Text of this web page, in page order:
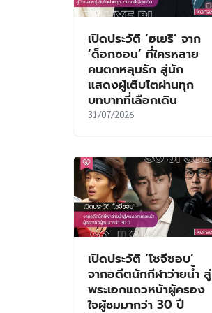
เปิดประวัติ ‘ฮเยริ’ จาก
‘ด็อกซอน’ ที่ใครหลาย
คนตกหลุมรัก สู่นัก
แสดงผู้เติบโตผ่านทุก
บทบาทที่เลือกเดิน
31/07/2026
เปิดประวัติ ‘โซจีซอบ’
จากอดีตนักกีฬาว่ายน้ำ สู่
พระเอกแถวหน้าผู้ครอง
ใจผู้ชมมากว่า 30 ปี